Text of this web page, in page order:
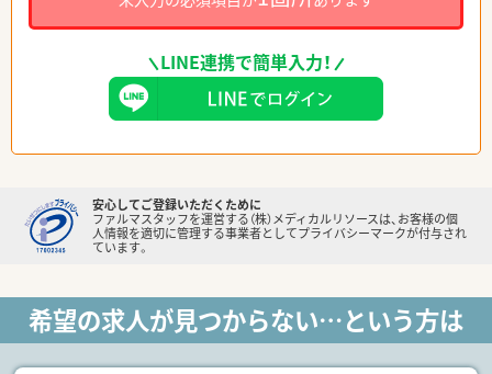
LINE連携で簡単入力！
安心してご登録いただくために
ファルマスタッフを運営する（株）メディカルリソースは、お客様の個
人情報を適切に管理する事業者としてプライバシーマークが付与され
ています。
希望の求人が見つからない…という方は